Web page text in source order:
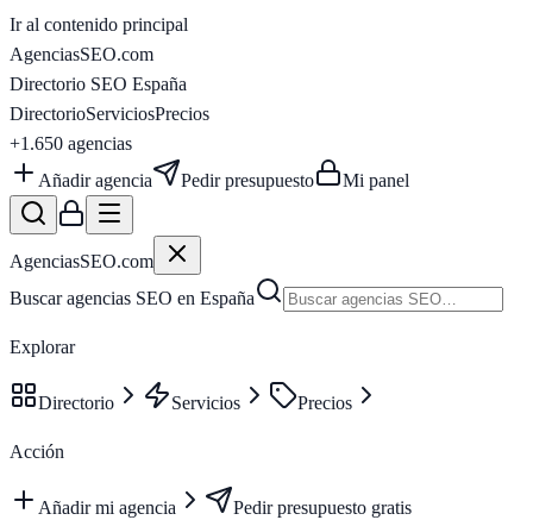
Ir al contenido principal
AgenciasSEO.com
Directorio SEO España
DirectorioServiciosPrecios
+1.650 agencias
Añadir agencia
Pedir presupuesto Mi panel
AgenciasSEO.com
Buscar agencias SEO en España
Explorar
Directorio Servicios Precios
Acción
Añadir mi agencia
Pedir presupuesto gratis